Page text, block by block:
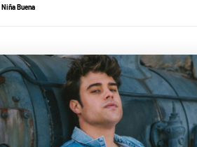
Niña Buena